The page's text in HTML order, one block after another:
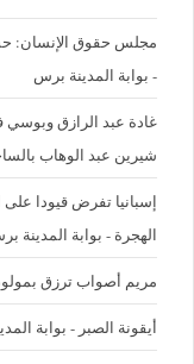
مجلس حقوق الإنسان:
- بوابة المدينة برس
غادة عبد الرازق
شيرين عبد الوهاب
إسبانيا تفرض قيودا
الهجرة - بوابة المدينة
مريم أصواب ترزق
أيقونة الصبر - بوابة